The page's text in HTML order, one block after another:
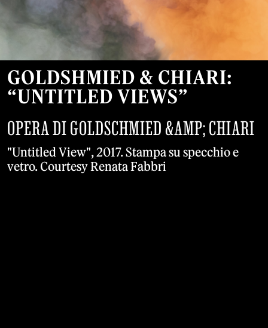
GOLDSHMIED & CHIARI:
“UNTITLED VIEWS”
OPERA DI GOLDSCHMIED &AMP; CHIARI
"Untitled View", 2017. Stampa su specchio e
vetro. Courtesy Renata Fabbri